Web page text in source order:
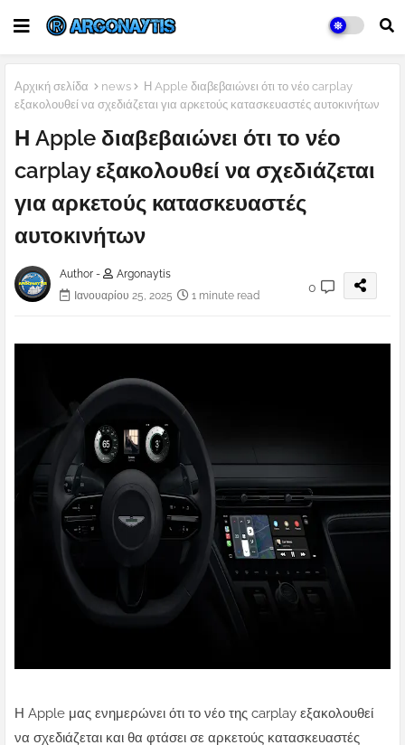
Αρχική σελίδα news
Η Apple διαβεβαιώνει ότι το νέο carplay
εξακολουθεί να σχεδιάζεται για αρκετούς κατασκευαστές αυτοκινήτων
Η Apple διαβεβαιώνει ότι το νέο
carplay εξακολουθεί να σχεδιάζεται
για αρκετούς κατασκευαστές
αυτοκινήτων
Author -
Argonaytis
Ιανουαρίου 25, 2025
1 minute read
0
Η Apple μας ενημερώνει ότι το νέο της carplay εξακολουθεί
να σχεδιάζεται και θα φτάσει σε αρκετούς κατασκευαστές